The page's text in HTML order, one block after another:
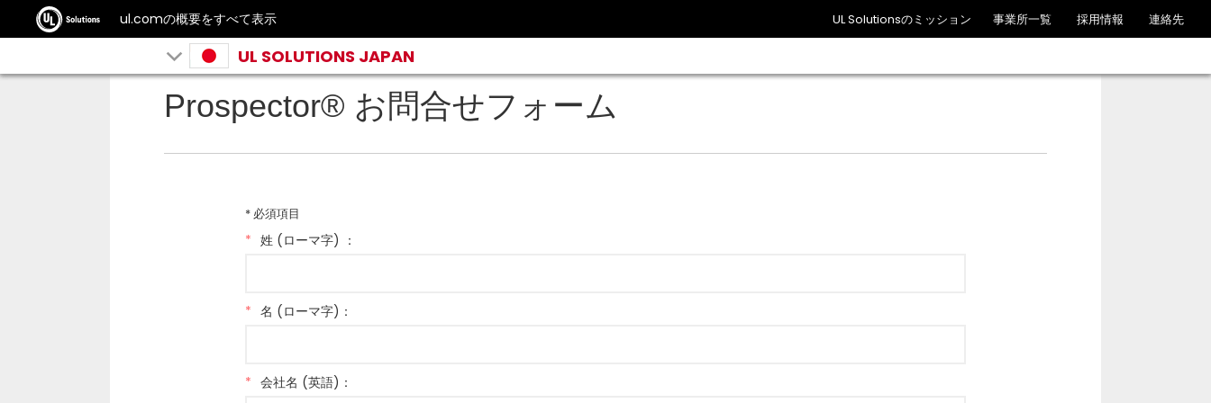
ul.comの概要をすべて表示 UL Solutionsのミッション 事業所一覧 採用情報 連絡先
UL SOLUTIONS JAPAN
Prospector® お問合せフォーム
* 必須項目
* 姓 (ローマ字) ：
* 名 (ローマ字)：
* 会社名 (英語)：